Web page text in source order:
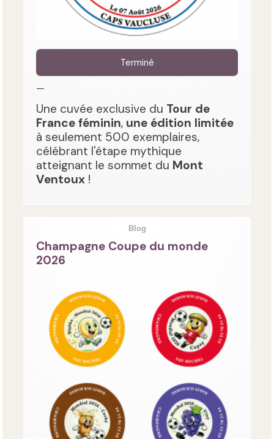
Terminé
—
Une cuvée exclusive du Tour de
France féminin, une édition limitée
à seulement 500 exemplaires,
célébrant l'étape mythique
atteignant le sommet du Mont
Ventoux !
Blog
Champagne Coupe du monde
2026